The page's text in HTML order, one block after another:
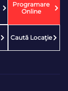
Programare
Online
Caută Locaţie